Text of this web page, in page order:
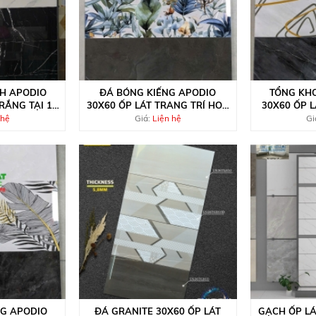
APODIO
TẠI 13
ĐÁ BÓNG KIẾNG APODIO
30X60 ỐP LÁT TRANG TRÍ HOA
VĂN ĐẸP
Giá: Liện hệ
TỔNG
30X60 ỐP
APODIO ĐÁ GRANITE 30X60 ỐP LÁT GẠCH ỐP